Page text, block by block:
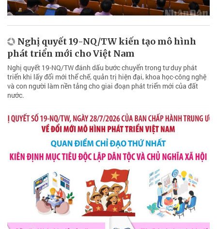
Nghị quyết 19-NQ/TW kiến tạo mô hình
phát triển mới cho Việt Nam
Nghị quyết 19-NQ/TW đánh dấu bước chuyển trong tư duy phát
triển khi lấy đổi mới thể chế, quản trị hiện đại, khoa học-công nghệ
và con người làm nền tảng cho giai đoạn phát triển mới của đất
nước.